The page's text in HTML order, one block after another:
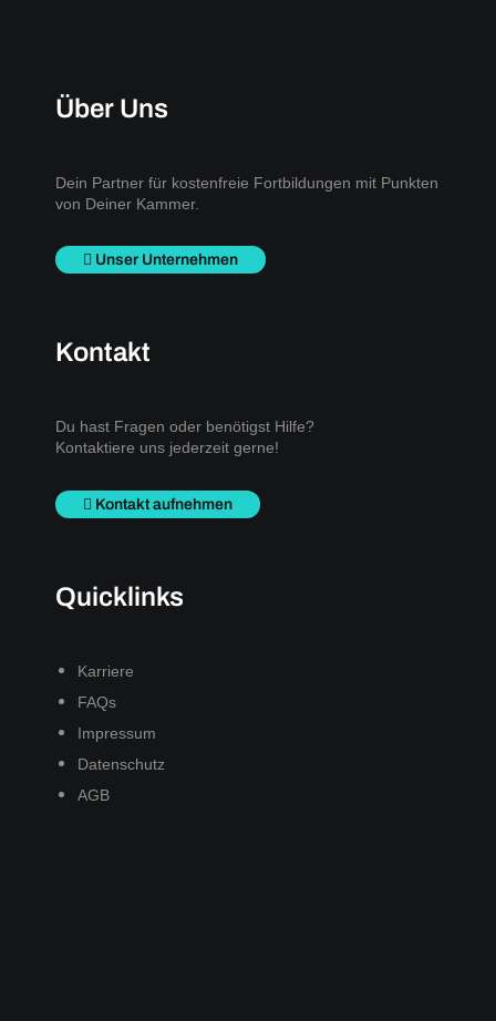
Über Uns
Dein Partner für kostenfreie Fortbildungen mit Punkten
von Deiner Kammer.
Unser Unternehmen
Kontakt
Du hast Fragen oder benötigst Hilfe?
Kontaktiere uns jederzeit gerne!
Kontakt aufnehmen
Quicklinks
Karriere
FAQs
Impressum
Datenschutz
AGB